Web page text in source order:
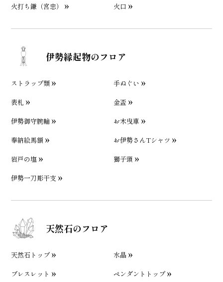
火打ち鎌（宮忠）
火口
伊勢縁起物のフロア
ストラップ類
手ぬぐい
表札
金盃
伊勢御守腕輪
お木曳車
奉納絵馬額
お伊勢さんTシャツ
岩戸の塩
獅子頭
伊勢一刀彫干支
天然石のフロア
天然石トップ
水晶
ブレスレット
ペンダントトップ